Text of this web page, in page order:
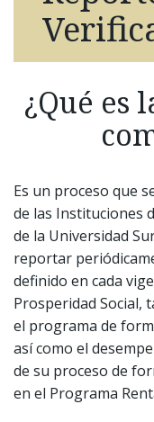
¿Qué es
Es un proceso que
de las Instituciones
de la Universidad
reportar
definido en cada
Prosperidad Social,
el programa de
así como el
de su proceso de
en el Programa